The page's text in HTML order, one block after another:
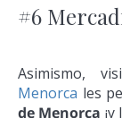
#6
Asimismo,
Menorca les
de Menorca